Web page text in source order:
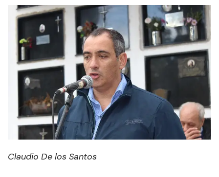
Claudio De los Santos